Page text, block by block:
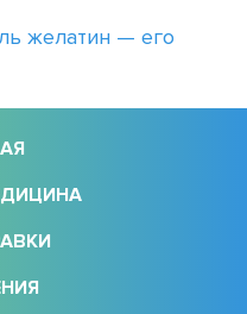
желатин — его